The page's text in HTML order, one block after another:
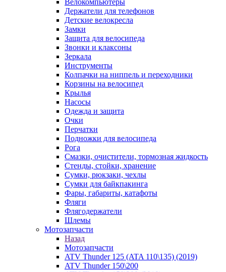
Велокомпьютеры
Держатели для телефонов
Детские велокресла
Замки
Защита для велосипеда
Звонки и клаксоны
Зеркала
Инструменты
Колпачки на ниппель и переходники
Корзины на велосипед
Крылья
Насосы
Одежда и защита
Очки
Перчатки
Подножки для велосипеда
Рога
Смазки, очистители, тормозная жидкость
Стенды, стойки, хранение
Сумки, рюкзаки, чехлы
Сумки для байкпакинга
Фары, габариты, катафоты
Фляги
Флягодержатели
Шлемы
Мотозапчасти
Назад
Мотозапчасти
ATV Thunder 125 (ATA 110\135) (2019)
ATV Thunder 150\200